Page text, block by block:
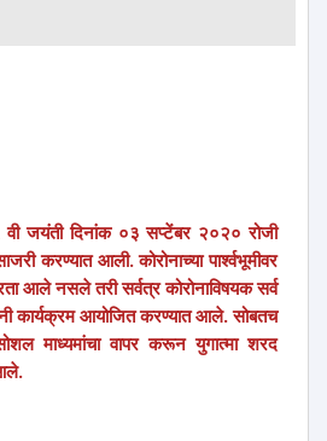
वी जयंती दिनांक ०३ सप्टेंबर २०२० रोजी
करण्यात आली. कोरोनाच्या पार्श्वभूमीवर
आले नसले तरी सर्वत्र कोरोनाविषयक सर्व
कार्यक्रम आयोजित करण्यात आले. सोबतच
माध्यमांचा वापर करून युगात्मा शरद